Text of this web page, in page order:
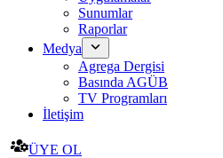
Sunumlar
Raporlar
Medya
Agrega Dergisi
Basında AGÜB
TV Programları
İletişim
ÜYE OL